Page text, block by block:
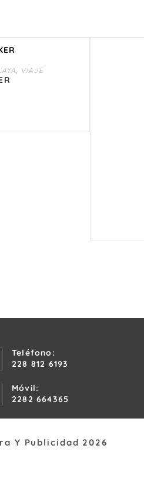
, VIAJE
Teléfono:
228 812 6193
Móvil:
2282 664365
Y Publicidad 2026